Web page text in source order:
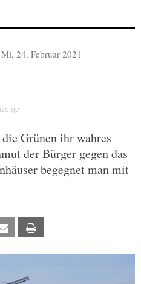
Mi, 24. Februar 2021
Grünen ihr wahres
der Bürger gegen das
begegnet man mit
Email